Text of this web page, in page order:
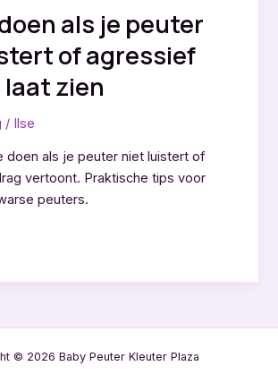
als je peuter
of agressief
zien
/ Ilse
doen als je peuter niet luistert of
vertoont. Praktische tips voor
peuters.
© 2026 Baby Peuter Kleuter Plaza